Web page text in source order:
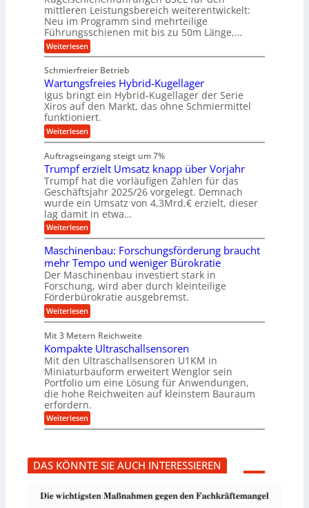
e
U
m
g
e
b
u
n
g
e
n
n
i
s
e
H
u
b
e
w
e
g
u
n
g
e
m
o
t
i
v
e
n
d
M
a
s
c
h
i
e
n
b
a
u
e
r
W
e
r
k
z
e
u
g
k
r
e
i
s
a
u
f
mittleren Leistungsbereich weiterentwickelt:
Neu im Programm sind mehrteilige
Führungsschienen mit bis zu 50m Länge,…
Weiterlesen:
K
g
e
l
s
c
h
i
e
e
n
f
ü
h
r
u
n
g
e
n
B
S
C
L
w
e
i
t
e
r
e
n
t
w
i
c
k
e
Schmierfreier Betrieb
Wartungsfreies Hybrid-Kugellager
Igus bringt ein Hybrid-Kugellager der Serie
Xiros auf den Markt, das ohne Schmiermittel
funktioniert.
Weiterlesen:
W
r
t
u
n
g
s
r
e
e
s
H
y
b
r
i
d
-
u
g
e
l
g
e
r
Auftragseingang steigt um 7%
Trumpf erzielt Umsatz knapp über Vorjahr
Trumpf hat die vorläufigen Zahlen für das
Geschäftsjahr 2025/26 vorgelegt. Demnach
wurde ein Umsatz von 4,3Mrd.€ erzielt, dieser
lag damit in etwa…
Weiterlesen:
T
u
m
p
f
e
r
z
i
e
t
U
m
s
a
t
z
k
n
p
ü
r
Maschinenbau: Forschungsförderung braucht
mehr Tempo und weniger Bürokratie
Der Maschinenbau investiert stark in
Forschung, wird aber durch kleinteilige
Förderbürokratie ausgebremst.
Weiterlesen:
M
s
c
h
i
n
e
n
b
a
u
r
s
h
Mit 3 Metern Reichweite
Kompakte Ultraschallsensoren
Mit den Ultraschallsensoren U1KM in
Miniaturbauform erweitert Wenglor sein
Portfolio um eine Lösung für Anwendungen,
die hohe Reichweiten auf kleinstem Bauraum
erfordern.
Weiterlesen:
K
p
a
k
e
DAS KÖNNTE SIE AUCH INTERESSIEREN